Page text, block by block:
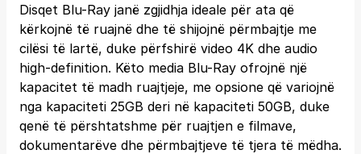
Disqet Blu-Ray janë zgjidhja ideale për ata që
kërkojnë të ruajnë dhe të shijojnë përmbajtje me
cilësi të lartë, duke përfshirë video 4K dhe audio
high-definition. Këto media Blu-Ray ofrojnë një
kapacitet të madh ruajtjeje, me opsione që variojnë
nga kapaciteti 25GB deri në kapaciteti 50GB, duke
qenë të përshtatshme për ruajtjen e filmave,
dokumentarëve dhe përmbajtjeve të tjera të mëdha.